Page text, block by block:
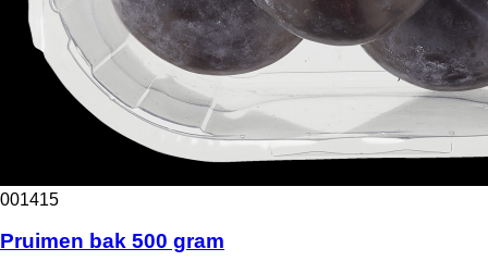
001415
Pruimen bak 500 gram